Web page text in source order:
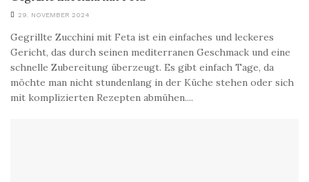
29. NOVEMBER 2024
Gegrillte Zucchini mit Feta ist ein einfaches und leckeres
Gericht, das durch seinen mediterranen Geschmack und eine
schnelle Zubereitung überzeugt. Es gibt einfach Tage, da
möchte man nicht stundenlang in der Küche stehen oder sich
mit komplizierten Rezepten abmühen....